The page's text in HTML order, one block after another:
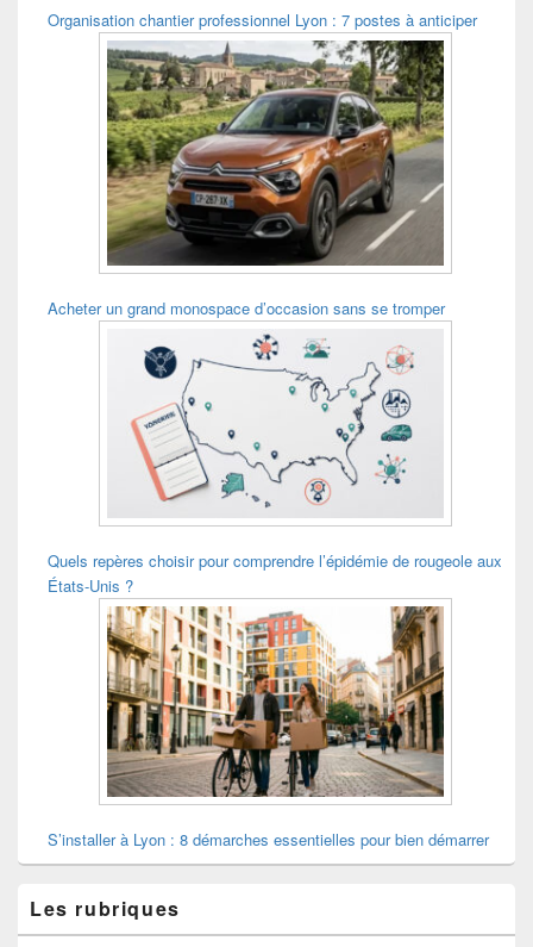
Organisation chantier professionnel Lyon : 7 postes à anticiper
Acheter un grand monospace d’occasion sans se tromper
Quels repères choisir pour comprendre l’épidémie de rougeole aux
États-Unis ?
S’installer à Lyon : 8 démarches essentielles pour bien démarrer
Les rubriques